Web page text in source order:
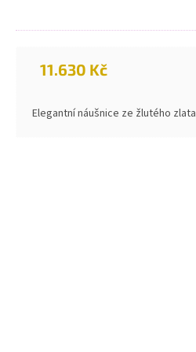
11.630 Kč
Elegantní náušnice ze žlutého zlata